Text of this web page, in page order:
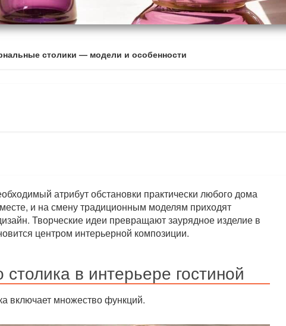
столики — модели и особенности
атрибут обстановки практически любого дома
и на смену традиционным моделям приходят
Творческие идеи превращают заурядное изделие в
центром интерьерной композиции.
в интерьере гостиной
включает множество функций.